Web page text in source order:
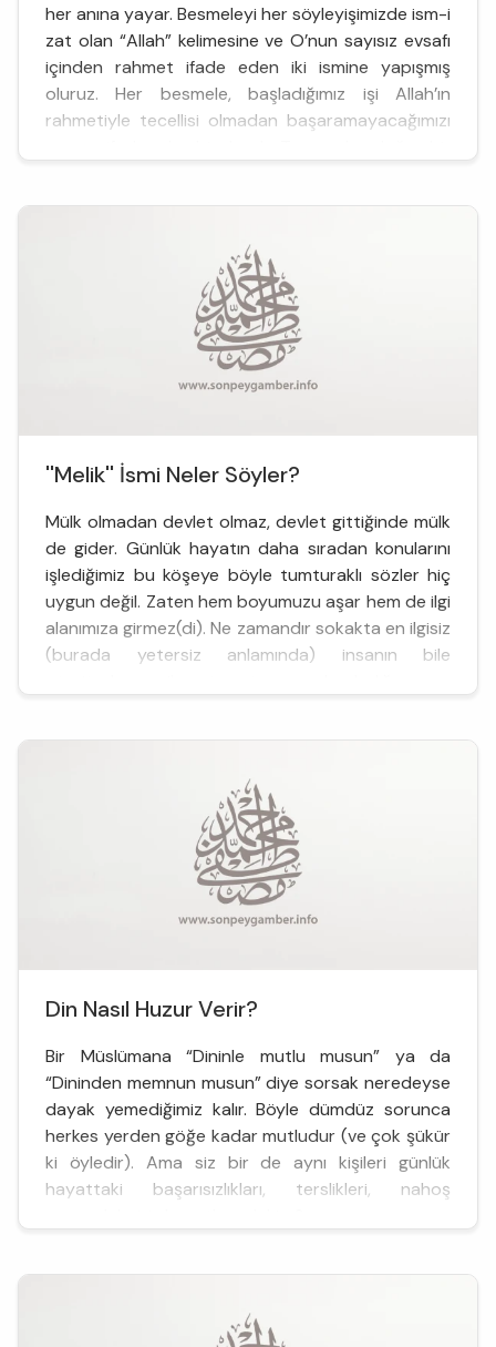
her anına yayar. Besmeleyi her söyleyişimizde ism-i
zat olan “Allah” kelimesine ve O’nun sayısız evsafı
içinden rahmet ifade eden iki ismine yapışmış
oluruz. Her besmele, başladığımız işi Allah’ın
rahmetiyle tecellisi olmadan başaramayacağımızı
''Melik'' İsmi Neler Söyler?
Mülk olmadan devlet olmaz, devlet gittiğinde mülk
de gider. Günlük hayatın daha sıradan konularını
işlediğimiz bu köşeye böyle tumturaklı sözler hiç
uygun değil. Zaten hem boyumuzu aşar hem de ilgi
alanımıza girmez(di). Ne zamandır sokakta en ilgisiz
(burada yetersiz anlamında) insanın bile
Din Nasıl Huzur Verir?
Bir Müslümana “Dininle mutlu musun” ya da
“Dininden memnun musun” diye sorsak neredeyse
dayak yemediğimiz kalır. Böyle dümdüz sorunca
herkes yerden göğe kadar mutludur (ve çok şükür
ki öyledir). Ama siz bir de aynı kişileri günlük
hayattaki başarısızlıkları, terslikleri, nahoş